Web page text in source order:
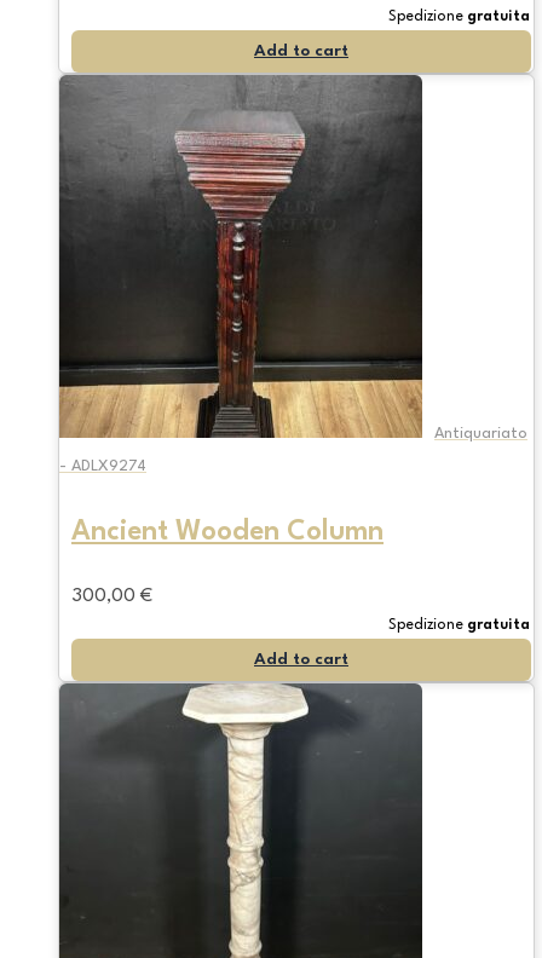
Spedizione gratuita
Add to cart
Antiquariato
- ADLX9274
Ancient Wooden Column
300,00 €
Spedizione gratuita
Add to cart